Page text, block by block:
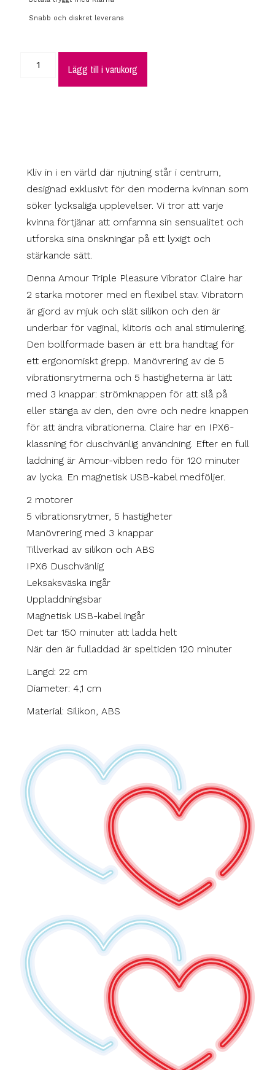
Snabb och diskret leverans
Lägg till i varukorg
Kliv in i en värld där njutning står i centrum,
designad exklusivt för den moderna kvinnan som
söker lycksaliga upplevelser. Vi tror att varje
kvinna förtjänar att omfamna sin sensualitet och
utforska sina önskningar på ett lyxigt och
stärkande sätt.
Denna Amour Triple Pleasure Vibrator Claire har
2 starka motorer med en flexibel stav. Vibratorn
är gjord av mjuk och slät silikon och den är
underbar för vaginal, klitoris och anal stimulering.
Den bollformade basen är ett bra handtag för
ett ergonomiskt grepp. Manövrering av de 5
vibrationsrytmerna och 5 hastigheterna är lätt
med 3 knappar: strömknappen för att slå på
eller stänga av den, den övre och nedre knappen
för att ändra vibrationerna. Claire har en IPX6-
klassning för duschvänlig användning. Efter en full
laddning är Amour-vibben redo för 120 minuter
av lycka. En magnetisk USB-kabel medföljer.
2 motorer
5 vibrationsrytmer, 5 hastigheter
Manövrering med 3 knappar
Tillverkad av silikon och ABS
IPX6 Duschvänlig
Leksaksväska ingår
Uppladdningsbar
Magnetisk USB-kabel ingår
Det tar 150 minuter att ladda helt
När den är fulladdad är speltiden 120 minuter
Längd: 22 cm
Diameter: 4,1 cm
Material: Silikon, ABS